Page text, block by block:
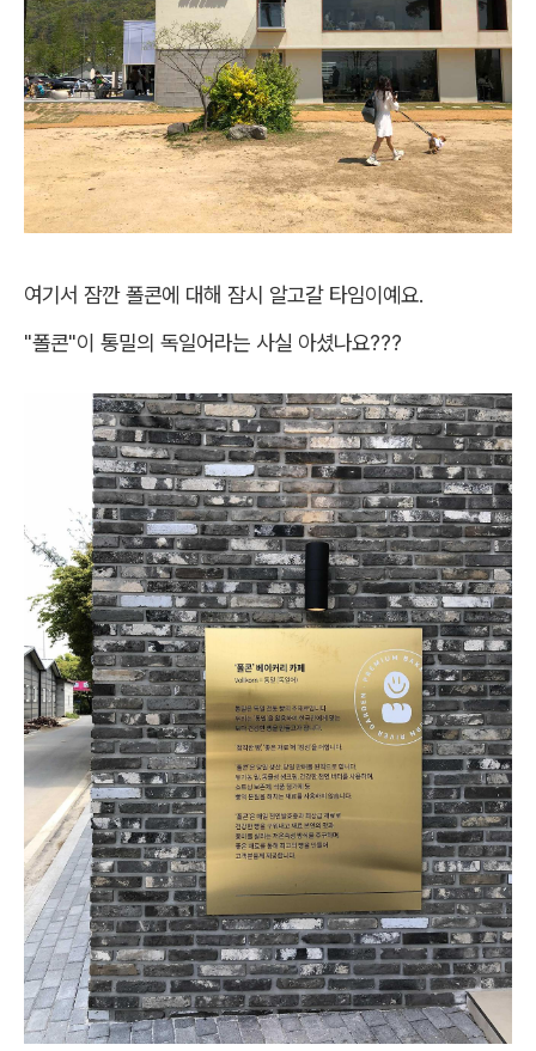
여기서 잠깐 폴콘에 대해 잠시 알고갈 타임이예요.
"폴콘"이 통밀의 독일어라는 사실 아셨나요???